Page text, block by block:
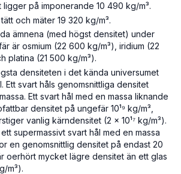
ligger på imponerande 10 490 kg/m³.
och mäter 19 320 kg/m³.
ämnena (med högst densitet) under
är osmium (22 600 kg/m³), iridium (22
platina (21 500 kg/m³).
densiteten i det kända universumet
Ett svart håls genomsnittliga densitet
Ett svart hål med en massa liknande
densitet på ungefär 10¹⁹ kg/m³,
vanlig kärndensitet (2 × 10¹⁷ kg/m³).
supermassivt svart hål med en massa
en genomsnittlig densitet på endast 20
oerhört mycket lägre densitet än ett glas
m³).